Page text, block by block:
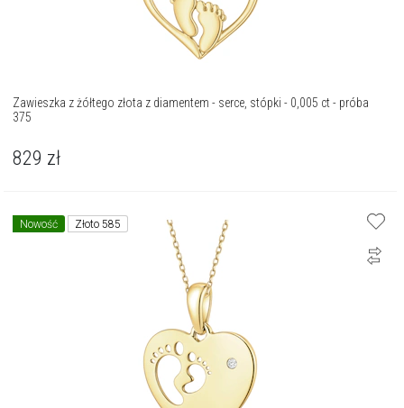
Zawieszka z żółtego złota z diamentem - serce, stópki - 0,005 ct - próba
375
829 zł
Nowość Złoto 585